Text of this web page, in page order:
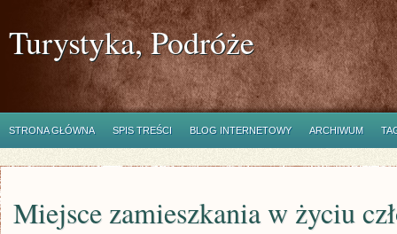
Turystyka, Podróże
STRONA GŁÓWNA SPIS TREŚCI BLOG INTERNETOWY ARCHIWUM
Miejsce zamieszkania w życiu